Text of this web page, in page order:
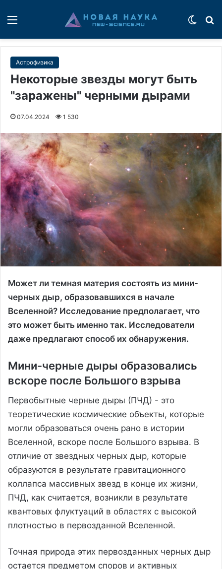
Астрофизика
Некоторые звезды могут быть
"заражены" черными дырами
07.04.2024 1 530
Может ли темная материя состоять из мини-
черных дыр, образовавшихся в начале
Вселенной? Исследование предполагает, что
это может быть именно так. Исследователи
даже предлагают способ их обнаружения.
Мини-черные дыры образовались
вскоре после Большого взрыва
Первобытные черные дыры (ПЧД) - это
теоретические космические объекты, которые
могли образоваться очень рано в истории
Вселенной, вскоре после Большого взрыва. В
отличие от звездных черных дыр, которые
образуются в результате гравитационного
коллапса массивных звезд в конце их жизни,
ПЧД, как считается, возникли в результате
квантовых флуктуаций в областях с высокой
плотностью в первозданной Вселенной.
Точная природа этих первозданных черных дыр
остается предметом споров и активных